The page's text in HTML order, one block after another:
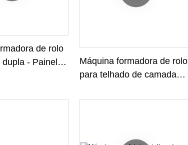
de rolo
- Painel R
Máquina formadora de rolo
para telhado de camada